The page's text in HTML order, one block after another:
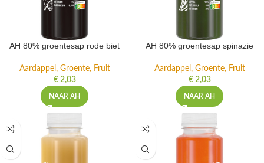
AH 80% groentesap rode biet
Aardappel, Groente, Fruit
€2,03
NAAR AH
AH 80% groentesap spinazie
Aardappel, Groente, Fruit
€2,03
NAAR AH